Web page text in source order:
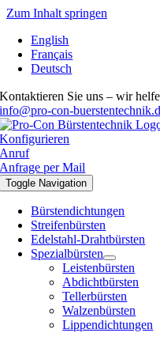
Zum Inhalt springen
English
Français
Deutsch
Kontaktieren Sie uns – wir
info@pro-con-
Konfigurieren
Anruf
Anfrage per Mail
Toggle Navigation
Bürstendichtungen
Streifenbürsten
Edelstahl-Drahtbürsten
Spezialbürsten
Leistenbürsten
Abdichtbürsten
Tellerbürsten
Walzenbürsten
Lippendichtungen